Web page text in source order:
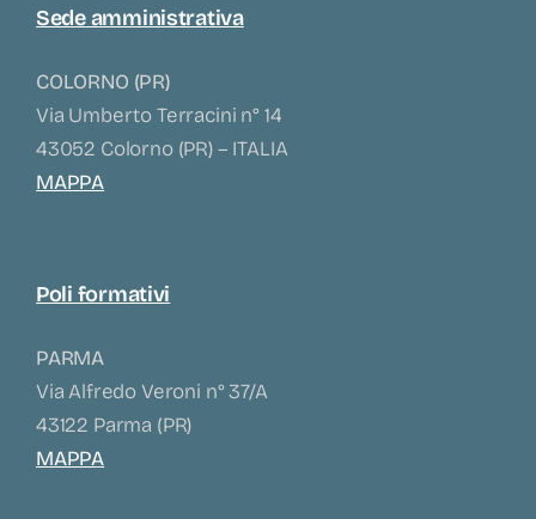
Sede amministrativa
COLORNO (PR)
Via Umberto Terracini n° 14
43052 Colorno (PR) – ITALIA
MAPPA
Poli formativi
PARMA
Via Alfredo Veroni n° 37/A
43122 Parma (PR)
MAPPA